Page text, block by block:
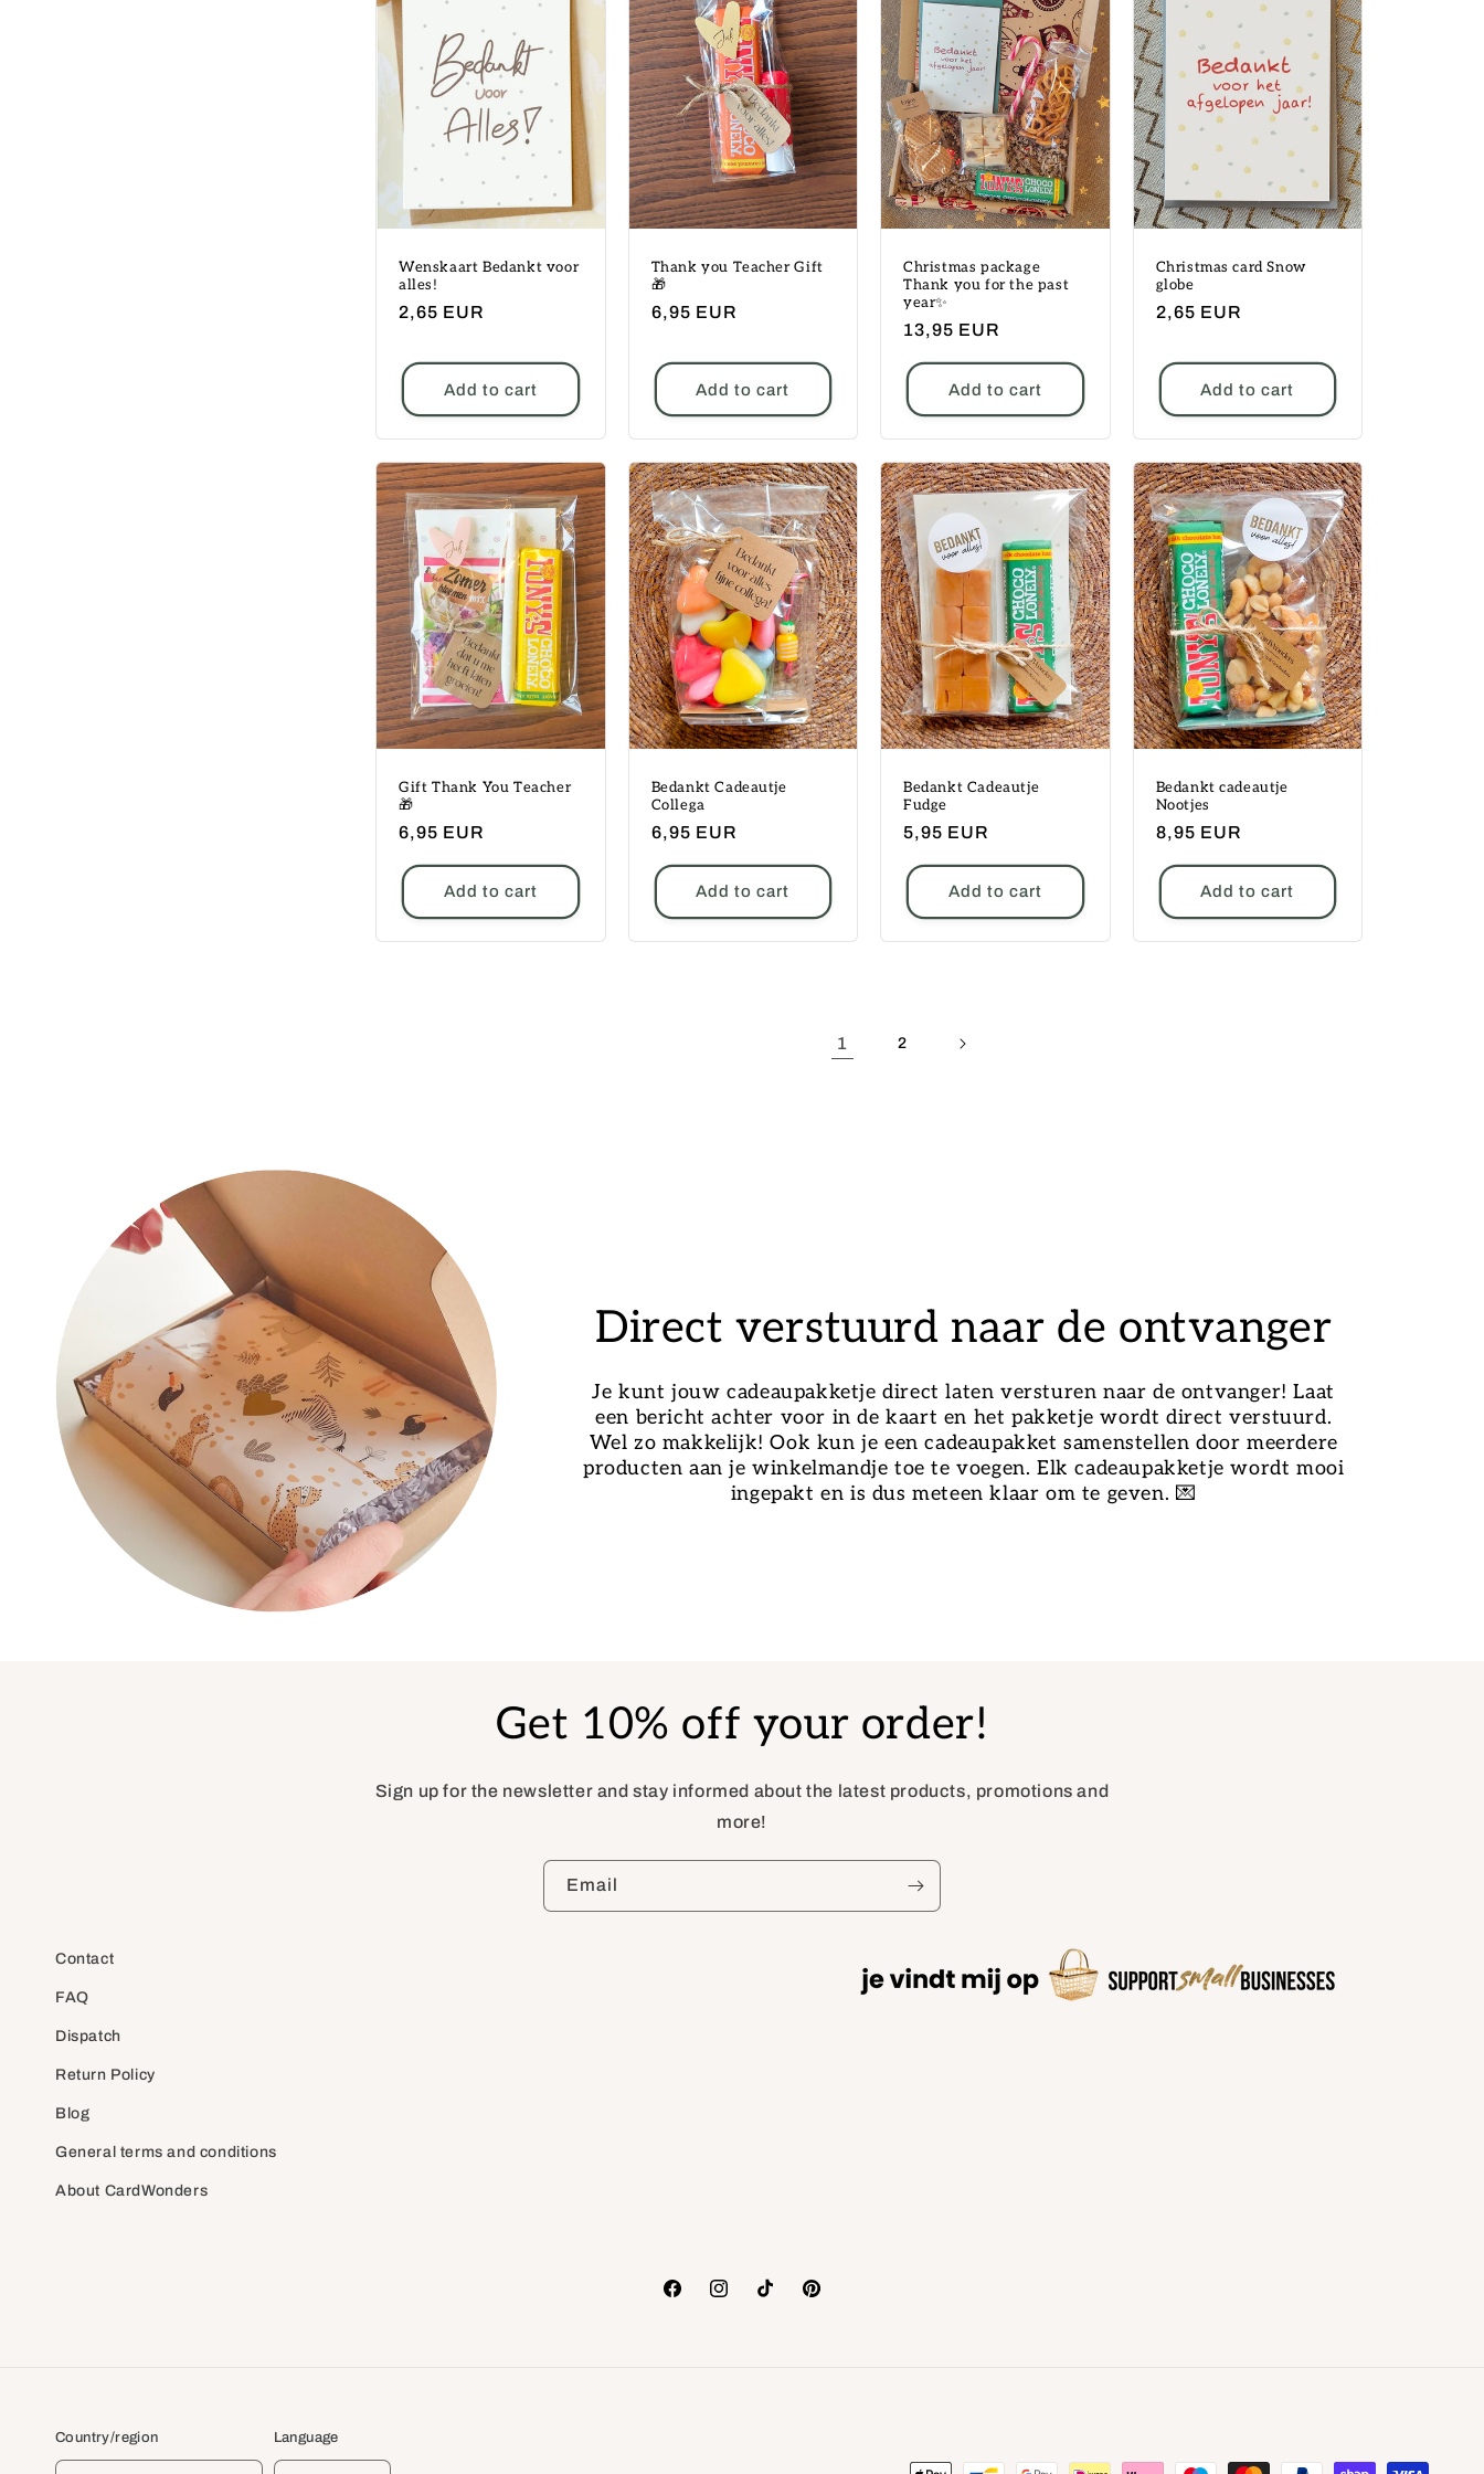
Wenskaart Bedankt voor
alles!
Regular
2,65 EUR
Add to cart
Thank you Teacher Gift
🎁
Regular
6,95 EUR
Add to cart
Christmas package
Thank you for the past
year✨
Regular
13,95 EUR
Add to cart
Christmas card Snow
globe
Regular
2,65 EUR
Add to cart
Gift Thank You Teacher
🎁
Regular
6,95 EUR
Add to cart
Bedankt Cadeautje
Collega
Regular
6,95 EUR
Add to cart
Bedankt Cadeautje
Fudge
Regular
5,95 EUR
Add to cart
Bedankt cadeautje
Nootjes
Regular
8,95 EUR
Add to cart
1 2
Direct verstuurd naar de ontvanger
Je kunt jouw cadeaupakketje direct laten versturen naar de ontvanger! Laat
een bericht achter voor in de kaart en het pakketje wordt direct verstuurd.
Wel zo makkelijk! Ook kun je een cadeaupakket samenstellen door meerdere
producten aan je winkelmandje toe te voegen. Elk cadeaupakketje wordt mooi
ingepakt en is dus meteen klaar om te geven. 💌
Get 10% off your order!
Sign up for the newsletter and stay informed about the latest products, promotions and
more!
Email
Contact
FAQ
Dispatch
Return Policy
Blog
General terms and conditions
About CardWonders
FacebookInstagramTikTok Pinterest
Country/region Language